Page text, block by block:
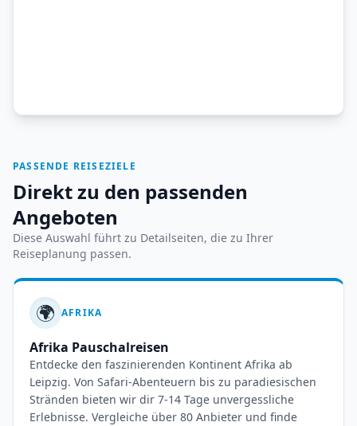
PASSENDE REISEZIELE
Direkt zu den passenden
Angeboten
Diese Auswahl führt zu Detailseiten, die zu Ihrer
Reiseplanung passen.
🌍 AFRIKA
Afrika Pauschalreisen
Entdecke den faszinierenden Kontinent Afrika ab
Leipzig. Von Safari-Abenteuern bis zu paradiesischen
Stränden bieten wir dir 7-14 Tage unvergessliche
Erlebnisse. Vergleiche über 80 Anbieter und finde